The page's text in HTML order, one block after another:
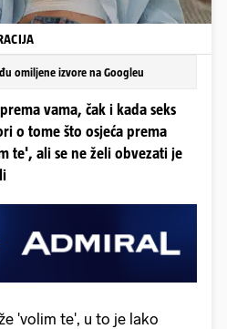
omiljene izvore na Googleu
vama, čak i kada seks
o tome što osjeća prema
te', ali se ne želi obvezati je
'volim te', u to je lako